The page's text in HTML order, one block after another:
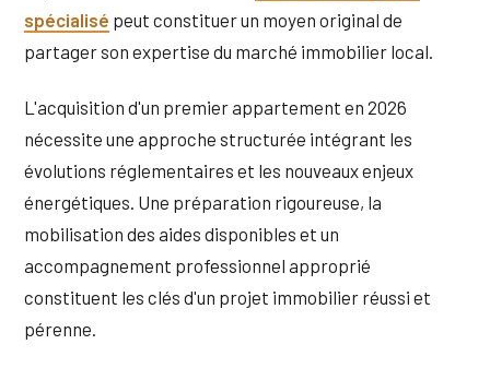
spécialisé peut constituer un moyen original de
partager son expertise du marché immobilier local.
L'acquisition d'un premier appartement en 2026
nécessite une approche structurée intégrant les
évolutions réglementaires et les nouveaux enjeux
énergétiques. Une préparation rigoureuse, la
mobilisation des aides disponibles et un
accompagnement professionnel approprié
constituent les clés d'un projet immobilier réussi et
pérenne.